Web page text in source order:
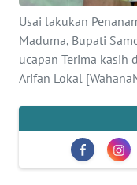
Usai lakukan
Maduma, Bupati
ucapan Terima kasih
Arifan Lokal
WN
BANTEN
WN
WN